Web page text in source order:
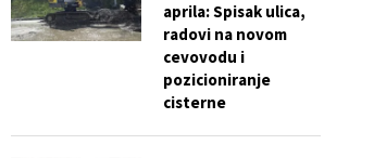
aprila: Spisak ulica,
radovi na novom
cevovodu i
pozicioniranje
cisterne